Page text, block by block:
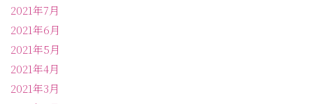
2021年7月
2021年6月
2021年5月
2021年4月
2021年3月